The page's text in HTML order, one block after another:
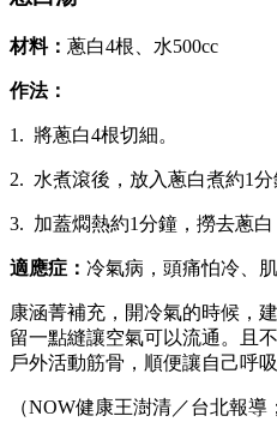
材料： 蔥白4根、水500cc
作法：
1. 將蔥白4根切細。
2. 水煮滾後，放入蔥白煮約1分
3. 加蓋燜熱約1分鐘，撈去蔥白
適應症： 冷氣病，頭痛怕冷、
康涵菁補充，開冷氣的時候，
留一點縫讓空氣可以流通。且
戶外活動筋骨，順便讓自己呼
（NOW健康王澍清／台北報導